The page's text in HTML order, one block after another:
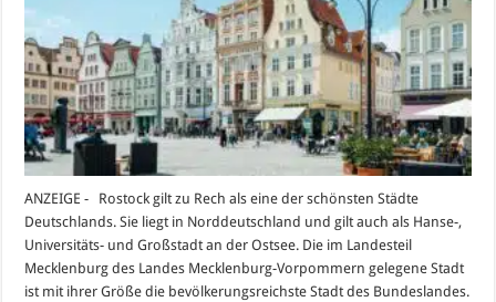
ANZEIGE - Rostock gilt zu Rech als eine der schönsten Städte
Deutschlands. Sie liegt in Norddeutschland und gilt auch als Hanse-,
Universitäts- und Großstadt an der Ostsee. Die im Landesteil
Mecklenburg des Landes Mecklenburg-Vorpommern gelegene Stadt
ist mit ihrer Größe die bevölkerungsreichste Stadt des Bundeslandes.